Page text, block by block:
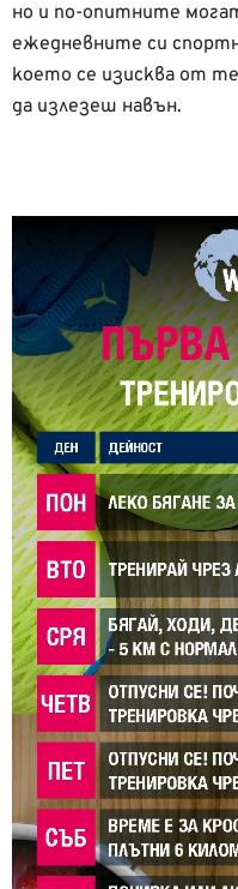
но и по-опитните
ежедневните си
което се изисква от
да излезеш навън.